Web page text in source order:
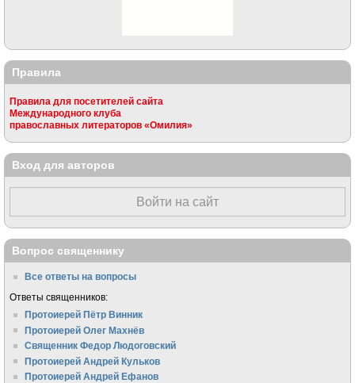
Правила
Правила для посетителей сайта
Международного клуба
православных литераторов «Омилия»
Вход для авторов
Войти на сайт
Вопрос священнику
Все ответы на вопросы
Ответы священников:
Протоиерей Пётр Винник
Протоиерей Олег Махнёв
Священник Федор Людоговский
Протоиерей Андрей Кульков
Протоиерей Андрей Ефанов